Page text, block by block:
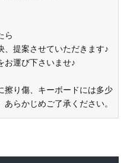
ら
、提案させていただきます♪
お運び下さいませ♪
り傷、キーボードには多少
らかじめご了承ください。